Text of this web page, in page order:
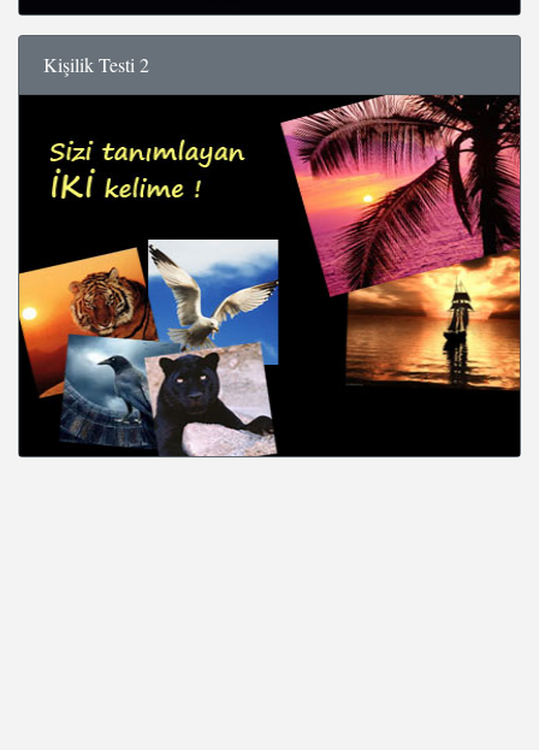
Kişilik Testi 2